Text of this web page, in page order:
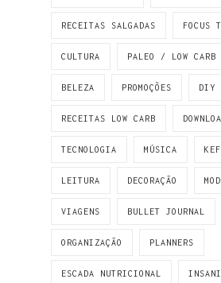
RECEITAS SALGADAS FOCUS
CULTURA PALEO / LOW
BELEZA PROMOÇÕES DIY
RECEITAS LOW CARB
TECNOLOGIA MÚSICA
LEITURA DECORAÇÃO
VIAGENS BULLET JOURNAL
ORGANIZAÇÃO PLANNERS
ESCADA NUTRICIONAL